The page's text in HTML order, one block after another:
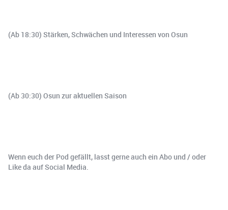
(Ab 18:30) Stärken, Schwächen und Interessen von Osun
(Ab 30:30) Osun zur aktuellen Saison
Wenn euch der Pod gefällt, lasst gerne auch ein Abo und / oder
Like da auf Social Media.